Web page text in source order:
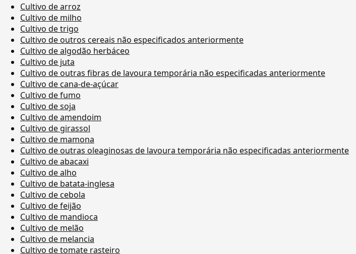
Cultivo de arroz
Cultivo de milho
Cultivo de trigo
Cultivo de outros cereais não especificados anteriormente
Cultivo de algodão herbáceo
Cultivo de juta
Cultivo de outras fibras de lavoura temporária não especificadas anteriormente
Cultivo de cana-de-açúcar
Cultivo de fumo
Cultivo de soja
Cultivo de amendoim
Cultivo de girassol
Cultivo de mamona
Cultivo de outras oleaginosas de lavoura temporária não especificadas anteriormente
Cultivo de abacaxi
Cultivo de alho
Cultivo de batata-inglesa
Cultivo de cebola
Cultivo de feijão
Cultivo de mandioca
Cultivo de melão
Cultivo de melancia
Cultivo de tomate rasteiro